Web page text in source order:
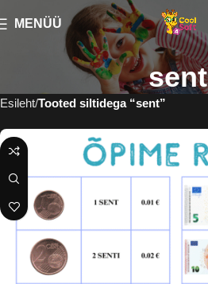
MENÜÜ
sent
Esileht Tooted siltidega “sent”